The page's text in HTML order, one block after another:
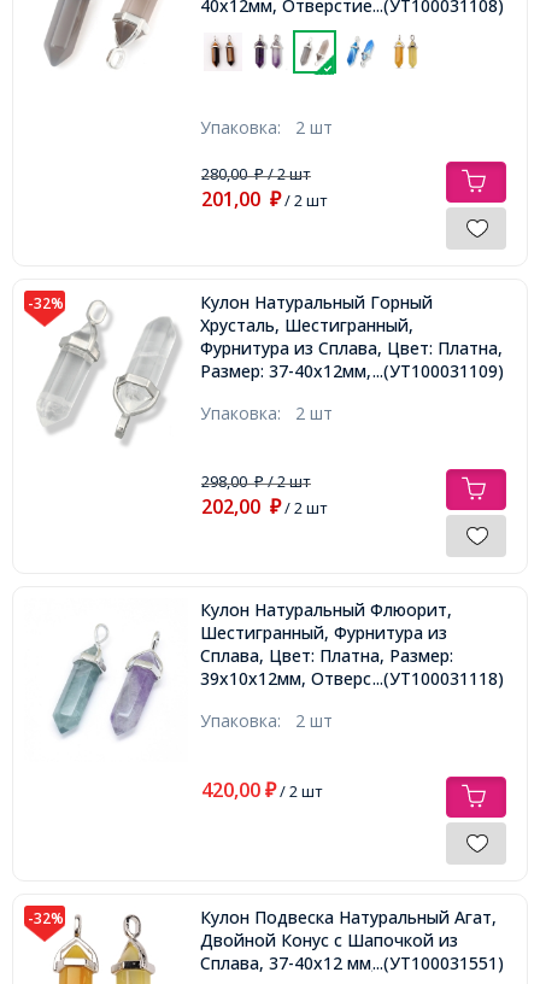
40х12мм, Отверстие 3х4мм,...(УТ100031108)
Упаковка: 2 шт
280,00₽/ 2 шт
201,00 ₽/ 2 шт
-32%
Кулон Натуральный Горный
Хрусталь, Шестигранный,
Фурнитура из Сплава, Цвет: Платна,
Размер: 37-40х12мм, Отверстие
...(УТ100031109)
Упаковка: 2 шт
298,00₽/ 2 шт
202,00 ₽/ 2 шт
Кулон Натуральный Флюорит,
Шестигранный, Фурнитура из
Сплава, Цвет: Платна, Размер:
39х10х12мм, Отверстие 3х5мм,
...(УТ100031118)
Упаковка: 2 шт
420,00 ₽/ 2 шт
-32%
Кулон Подвеска Натуральный Агат,
Двойной Конус с Шапочкой из
Сплава, 37-40x12 мм,...(УТ100031551)